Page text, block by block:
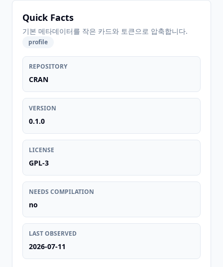
Quick Facts
기본 메타데이터를 작은 카드와 토큰으로 압축합니다.
profile
REPOSITORY
CRAN
VERSION
0.1.0
LICENSE
GPL-3
NEEDS COMPILATION
no
LAST OBSERVED
2026-07-11